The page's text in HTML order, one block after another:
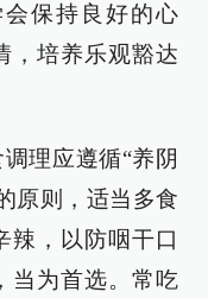
保持良好的心
，培养乐观豁达
理应遵循“养阴
原则，适当多食
辣，以防咽干口
当为首选。常吃